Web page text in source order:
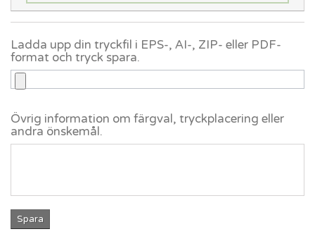
Ladda upp din tryckfil i EPS-, AI-, ZIP- eller PDF-
format och tryck spara.
Övrig information om färgval, tryckplacering eller
andra önskemål.
Spara